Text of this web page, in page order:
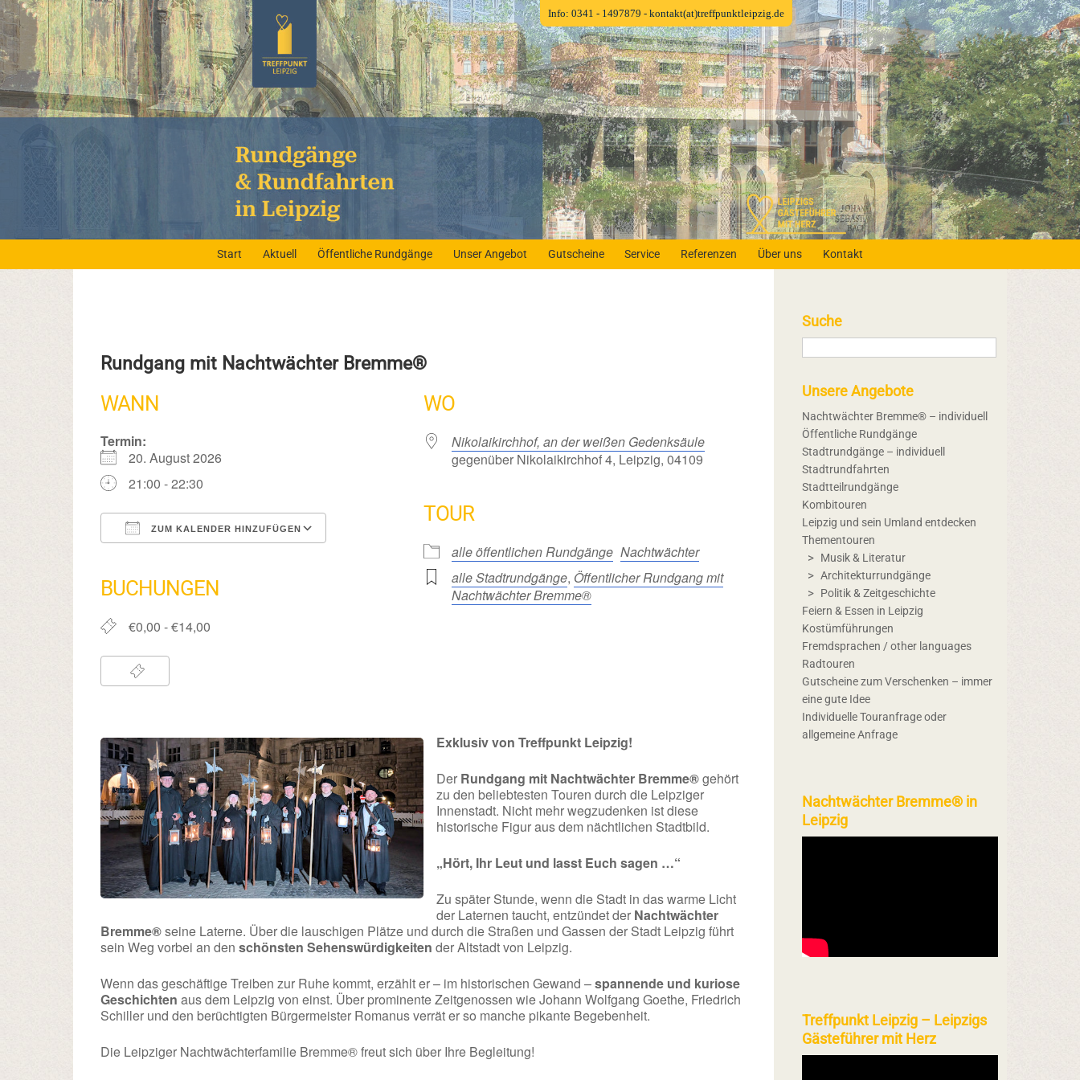
Start Aktuell Öffentliche Rundgänge Unser Angebot Gutscheine Service Referenzen Über uns Kontakt
Rundgang mit Nachtwächter Bremme®
WANN
Termin:
20. August 2026
21:00 - 22:30
ZUM KALENDER HINZUFÜGEN
BUCHUNGEN
€0,00 - €14,00
WO
Nikolaikirchhof, an der weißen Gedenksäule
gegenüber Nikolaikirchhof 4, Leipzig, 04109
TOUR
alle öffentlichen Rundgänge Nachtwächter
alle Stadtrundgänge, Öffentlicher Rundgang mit
Nachtwächter Bremme®
Exklusiv von Treffpunkt Leipzig!
Der Rundgang mit Nachtwächter Bremme®gehört
zu den beliebtesten Touren durch die Leipziger
Innenstadt. Nicht mehr wegzudenken ist diese
historische Figur aus dem nächtlichen Stadtbild.
„Hört, Ihr Leut und lasst Euch sagen …“
Zu später Stunde, wenn die Stadt in das warme Licht
der Laternen taucht, entzündet der Nachtwächter
Bremme®seine Laterne. Über die lauschigen Plätze und durch die Straßen und Gassen der Stadt Leipzig führt
sein Weg vorbei an denschönsten Sehenswürdigkeiten der Altstadt von Leipzig.
Wenn das geschäftige Treiben zur Ruhe kommt, erzählt er – im historischen Gewand –spannende und kuriose
Geschichten aus dem Leipzig von einst. Über prominente Zeitgenossen wie Johann Wolfgang Goethe, Friedrich
Schiller und den berüchtigten Bürgermeister Romanus verrät er so manche pikante Begebenheit.
Die Leipziger Nachtwächterfamilie Bremme® freut sich über Ihre Begleitung!
Suche
Unsere Angebote
Nachtwächter Bremme® – individuell
Öffentliche Rundgänge
Stadtrundgänge – individuell
Stadtrundfahrten
Stadtteilrundgänge
Kombitouren
Leipzig und sein Umland entdecken
Thementouren
Musik & Literatur
Architekturrundgänge
Politik & Zeitgeschichte
Feiern & Essen in Leipzig
Kostümführungen
Fremdsprachen / other languages
Radtouren
Gutscheine zum Verschenken – immer
eine gute Idee
Individuelle Touranfrage oder
allgemeine Anfrage
Nachtwächter Bremme® in
Leipzig
Treffpunkt Leipzig – Leipzigs
Gästeführer mit Herz
Info: 0341 - 1497879 - kontakt(at)treffpunktleipzig.de